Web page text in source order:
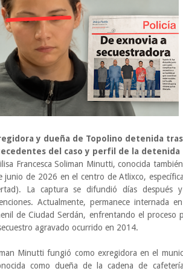
y dueña de Topolino detenida
del caso y perfil de la detenida
Francesca Soliman Minutti, conocida
junio de 2026 en el centro de Atlixco,
La captura se difundió días después
Actualmente, permanece internada
de Ciudad Serdán, enfrentando el
agravado ocurrido en 2014.
Minutti fungió como exregidora en el
como dueña de la cadena de